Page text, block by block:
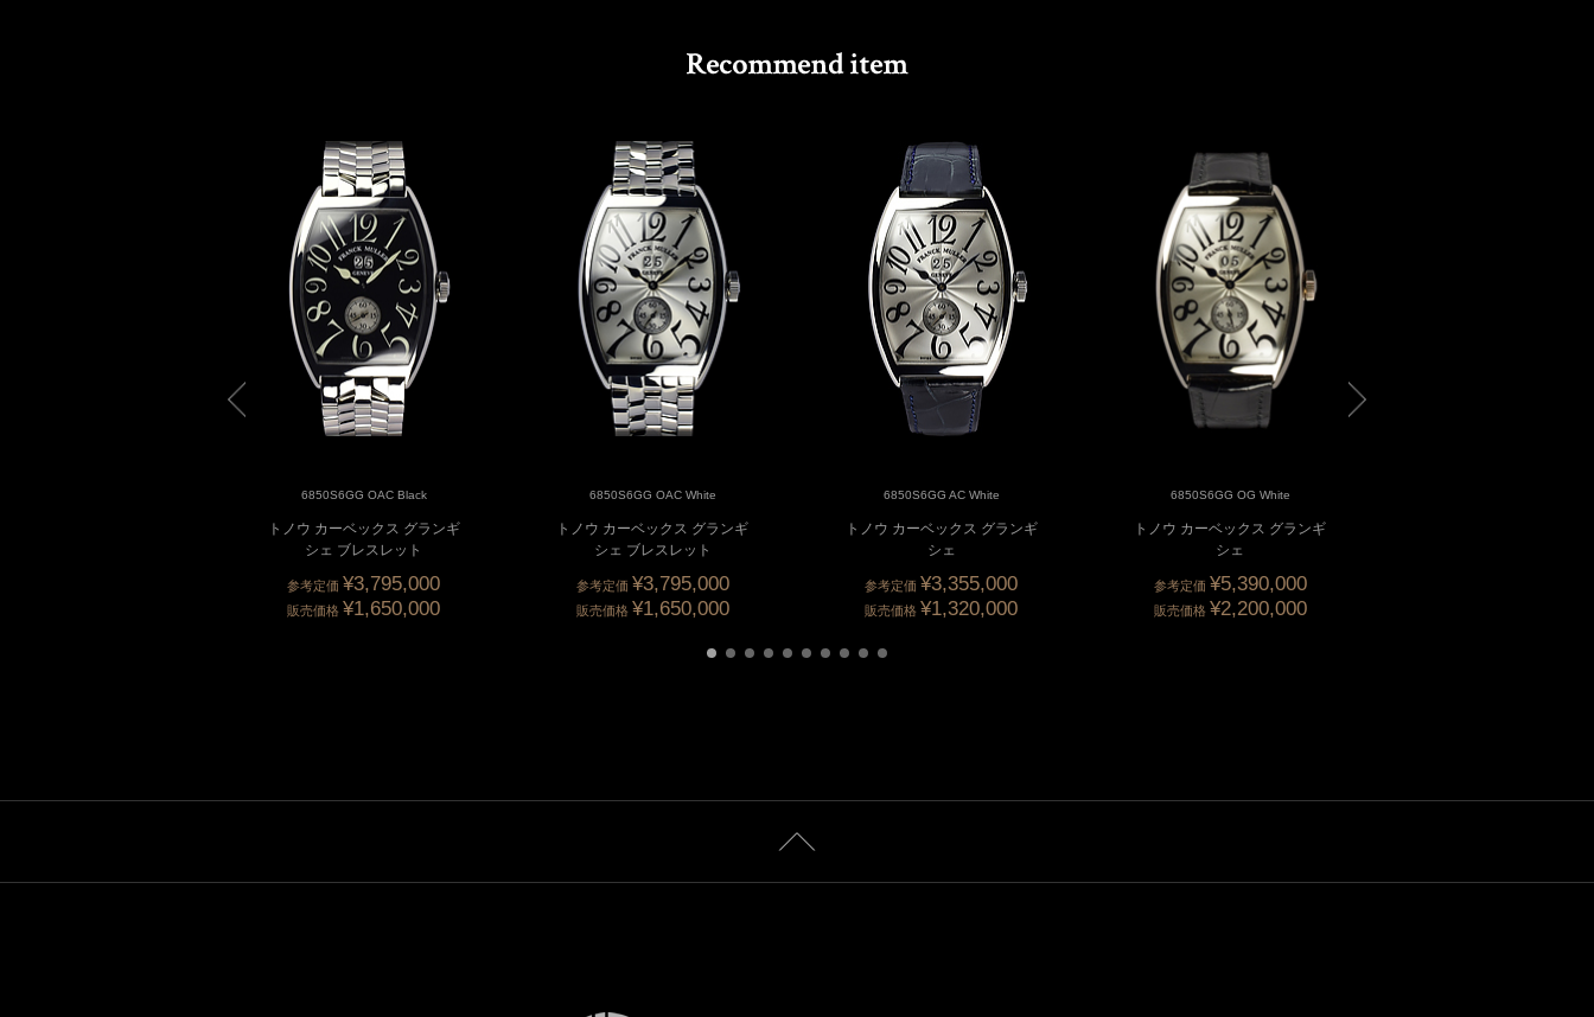
6850S6GG OAC Black
トノウ カーベックス グランギ
シェ ブレスレット
参考定価¥3,795,000
販売価格¥1,650,000
6850S6GG OAC White
トノウ カーベックス グランギ
シェ ブレスレット
参考定価 ¥3,795,000
販売価格 ¥1,650,000
6850S6GG AC White
トノウ カーベックス グランギ
シェ
参考定価¥3,355,000
販売価格¥1,320,000
6850S6GG OG White
トノウ カーベックス グランギ
シェ
参考定価 ¥5,390,000
販売価格 ¥2,200,000